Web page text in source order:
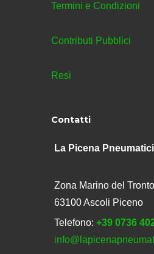
Termini e Condizioni
Contributi Pubblici
Resi
Contatti
La Picena
Zona Marino del Tronto
63100 Ascoli Piceno
Telefono: +39 0736